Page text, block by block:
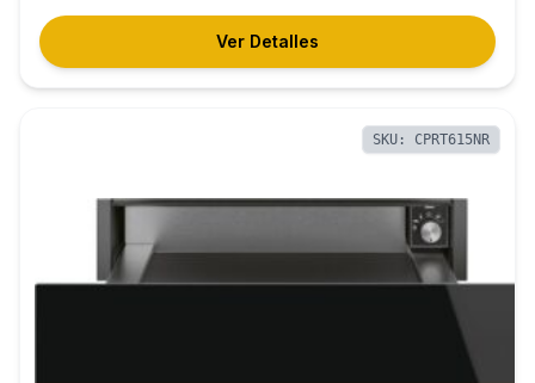
Ver Detalles
SKU: CPRT615NR